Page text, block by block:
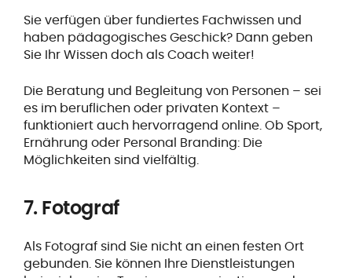
Sie verfügen über fundiertes Fachwissen und
haben pädagogisches Geschick? Dann geben
Sie Ihr Wissen doch als Coach weiter!
Die Beratung und Begleitung von Personen – sei
es im beruflichen oder privaten Kontext –
funktioniert auch hervorragend online. Ob Sport,
Ernährung oder Personal Branding: Die
Möglichkeiten sind vielfältig.
7. Fotograf
Als Fotograf sind Sie nicht an einen festen Ort
gebunden. Sie können Ihre Dienstleistungen